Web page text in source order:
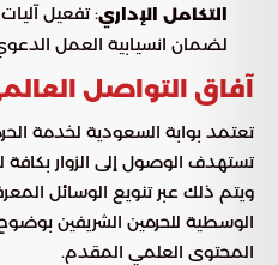
التكامل الإداري: تفعيل آليات
لضمان انسيابية العمل
آفاق التواصل العالمي
تعتمد بوابة السعودية لخدمة
تستهدف الوصول إلى الزوار بكافة
ويتم ذلك عبر تنويع الوسائل
الوسطية للحرمين الشريفين
المحتوى العلمي المقدم.